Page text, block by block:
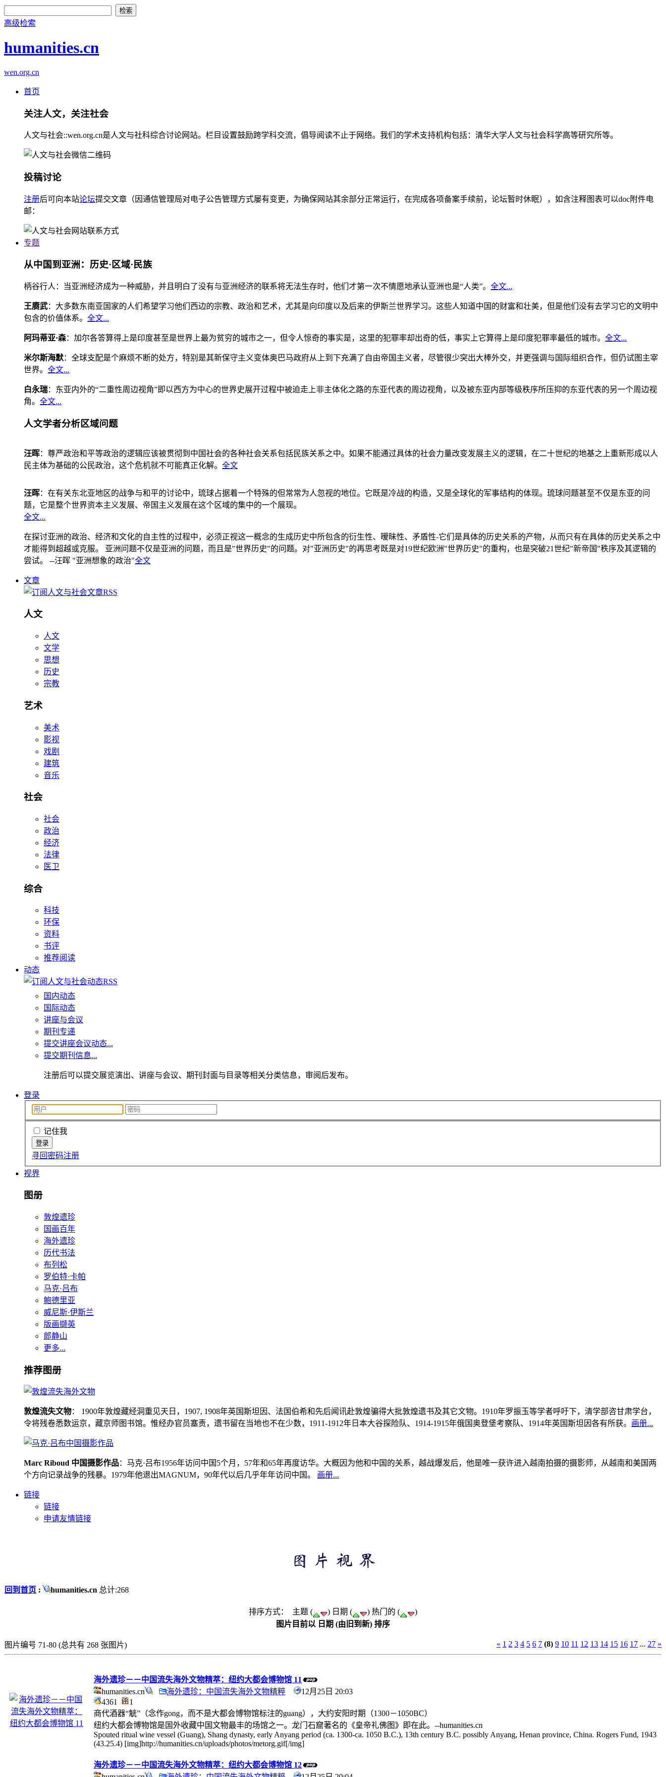
高级检索
humanities.cn
wen.org.cn
首页
关注人文，关注社会
人文与社会::wen.org.cn是人文与社科综合讨论网站。栏目设置鼓励跨学科交流，倡导阅读不止于网络。我们的学术支持机构包括：清华大学人文与社会科学高等研究所等。
投稿讨论
注册后可向本站论坛提交文章（因通信管理局对电子公告管理方式屡有变更，为确保网站其余部分正常运行，在完成各项备案手续前，论坛暂时休眠），如含注释图表可以doc附件电
邮：
专题
从中国到亚洲：历史·区域·民族
柄谷行人：当亚洲经济成为一种威胁，并且明白了没有与亚洲经济的联系将无法生存时，他们才第一次不情愿地承认亚洲也是“人类”。 全文...
王赓武：大多数东南亚国家的人们希望学习他们西边的宗教、政治和艺术，尤其是向印度以及后来的伊斯兰世界学习。这些人知道中国的财富和壮美，但是他们没有去学习它的文明中
包含的价值体系。 全文...
阿玛蒂亚·森：加尔各答算得上是印度甚至是世界上最为贫穷的城市之一，但令人惊奇的事实是，这里的犯罪率却出奇的低，事实上它算得上是印度犯罪率最低的城市。 全文...
米尔斯海默：全球支配是个麻烦不断的处方，特别是其新保守主义变体奥巴马政府从上到下充满了自由帝国主义者，尽管很少突出大棒外交，并更强调与国际组织合作，但仍试图主宰
世界。 全文...
白永瑞：东亚内外的“二重性周边视角”即以西方为中心的世界史展开过程中被迫走上非主体化之路的东亚代表的周边视角，以及被东亚内部等级秩序所压抑的东亚代表的另一个周边视
角。 全文...
人文学者分析区域问题
汪晖：尊严政治和平等政治的逻辑应该被贯彻到中国社会的各种社会关系包括民族关系之中。如果不能通过具体的社会力量改变发展主义的逻辑，在二十世纪的地基之上重新形成以人
民主体为基础的公民政治，这个危机就不可能真正化解。 全文
汪晖：在有关东北亚地区的战争与和平的讨论中，琉球占据着一个特殊的但常常为人忽视的地位。它既是冷战的构造，又是全球化的军事结构的体现。琉球问题甚至不仅是东亚的问
题，它是整个世界资本主义发展、帝国主义发展在这个区域的集中的一个展现。
全文...
在探讨亚洲的政治、经济和文化的自主性的过程中，必须正视这一概念的生成历史中所包含的衍生性、暧昧性、矛盾性-它们是具体的历史关系的产物，从而只有在具体的历史关系之中
才能得到超越或克服。 亚洲问题不仅是亚洲的问题，而且是"世界历史"的问题。对"亚洲历史"的再思考既是对19世纪欧洲"世界历史"的重构，也是突破21世纪"新帝国"秩序及其逻辑的
尝试。 --汪晖 "亚洲想象的政治"全文
文章
人文
人文
文学
思想
历史
宗教
艺术
美术
影视
戏剧
建筑
音乐
社会
社会
政治
经济
法律
医卫
综合
科技
环保
资料
书评
推荐阅读
动态
国内动态
国际动态
讲座与会议
期刊专递
提交讲座会议动态...
提交期刊信息...
注册后可以提交展览演出、讲座与会议、期刊封面与目录等相关分类信息，审阅后发布。
登录
记住我
寻回密码注册
视界
图册
敦煌遗珍
国画百年
海外遗珍
历代书法
布列松
罗伯特·卡帕
马克·吕布
鲍德里亚
威尼斯·伊斯兰
版画撷英
郎静山
更多...
推荐图册
敦煌流失文物： 1900年敦煌藏经洞重见天日，1907, 1908年英国斯坦因、法国伯希和先后闻讯赴敦煌骗得大批敦煌遗书及其它文物。1910年罗振玉等学者呼吁下，清学部咨甘肃学台，
令将残卷悉数运京，藏京师图书馆。惟经办官员塞责，遗书留在当地也不在少数，1911-1912年日本大谷探险队、1914-1915年俄国奥登堡考察队、1914年英国斯坦因各有所获。 画册...
Marc Riboud 中国摄影作品：马克·吕布1956年访问中国5个月，57年和65年再度访华。大概因为他和中国的关系，越战爆发后，他是唯一获许进入越南拍摄的摄影师，从越南和美国两
个方向记录战争的残暴。1979年他退出MAGNUM，90年代以后几乎年年访问中国。 画册...
链接
链接
申请友情链接
回到首页 : humanities.cn 总计:268
排序方式： 主题 ( ) 日期 ( ) 热门的 (
)
图片目前以 日期 (由旧到新) 排序
图片编号 71-80 (总共有 268 张图片) « 1 2 3 4 5 6 7 (8) 9 10 11 12 13 14 15 16 17 ... 27 »
海外遗珍－－中国流失海外文物精萃：纽约大都会博物馆 11
humanities.cn
海外遗珍：中国流失海外文物精粹
12月25日 20:03
4361
1
商代酒器“觥”（念作gong，而不是大都会博物馆标注的guang），大约安阳时期（1300－1050BC）
纽约大都会博物馆是国外收藏中国文物最丰的场馆之一。龙门石窟著名的《皇帝礼佛图》即在此。--humanities.cn
Spouted ritual wine vessel (Guang), Shang dynasty, early Anyang period (ca. 1300-ca. 1050 B.C.), 13th century B.C. possibly Anyang, Henan province, China. Rogers Fund, 1943
(43.25.4) [img]http://humanities.cn/uploads/photos/metorg.gif[/img]
海外遗珍－－中国流失海外文物精萃：纽约大都会博物馆 12